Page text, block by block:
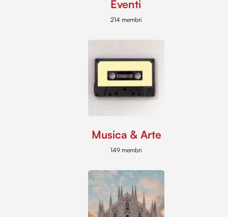
Eventi
214 membri
Musica & Arte
149 membri